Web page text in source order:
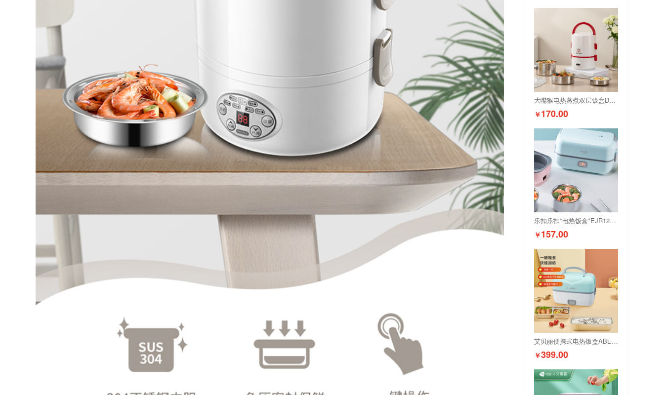
大嘴猴电热蒸煮双层饭盒DZH-Z1001-A
￥170.00
乐扣乐扣*电热饭盒*EJR1227GRN
￥157.00
艾贝丽便携式电热饭盒ABL-FH02
￥399.00